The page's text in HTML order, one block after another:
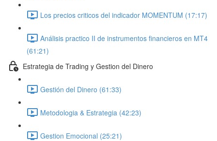
Los precios criticos del indicador MOMENTUM (17:17)
Análisis practico II de instrumentos financieros en MT4
(61:21)
Estrategia de Trading y Gestion del Dinero
Gestión del Dinero (61:33)
Metodologia & Estrategia (42:23)
Gestion Emocional (25:21)